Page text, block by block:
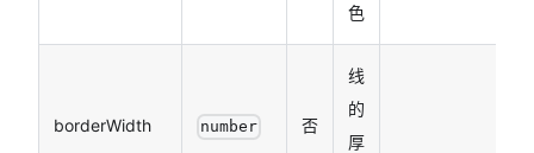
色
borderWidth number 否
线
的
厚